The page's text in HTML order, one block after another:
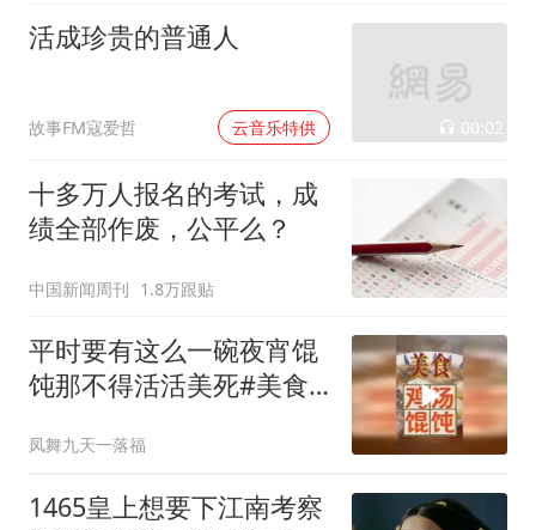
活成珍贵的普通人
故事FM寇爱哲 云音乐特供 00:02
十多万人报名的考试，成
绩全部作废，公平么？
中国新闻周刊 1.8万跟贴
平时要有这么一碗夜宵馄
饨那不得活活美死#美食#
凤舞九天一落福
1465皇上想要下江南考察